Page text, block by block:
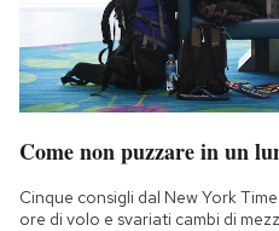
Come non puzzare in un
Cinque consigli dal New York
ore di volo e svariati cambi di